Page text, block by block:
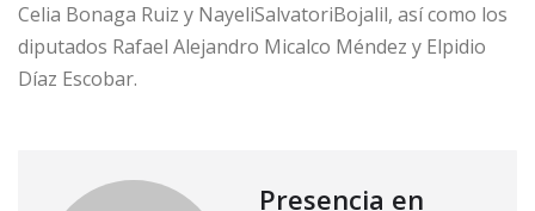
Celia Bonaga Ruiz y NayeliSalvatoriBojalil, así como los
diputados Rafael Alejandro Micalco Méndez y Elpidio
Díaz Escobar.
Presencia en